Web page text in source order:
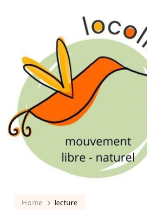
Home lecture